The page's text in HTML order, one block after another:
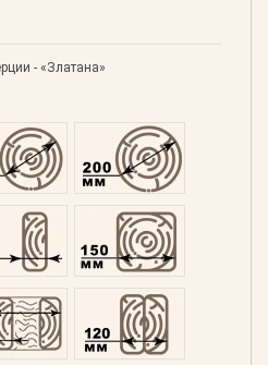
- «Златана»
160
Оцилиндрованний 180Оцилиндрованний
220
Профилированний 60Профилированний
200
Двойной 300 Клееный 120